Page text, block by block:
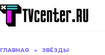
ГЛАВНАЯ » ЗВЁЗДЫ